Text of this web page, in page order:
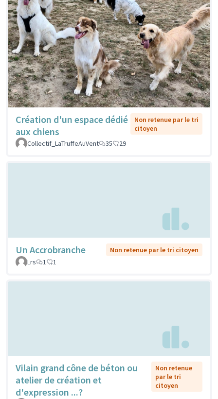
Création d'un espace dédié
aux chiens
Non retenue par le tri
citoyen
Collectif_LaTruffeAuVent
35 29
Un Accrobranche
Non retenue par le tri citoyen
Lrs
1 1
Vilain grand cône de béton ou
atelier de création et
d'expression ...?
Non retenue
par le tri
citoyen